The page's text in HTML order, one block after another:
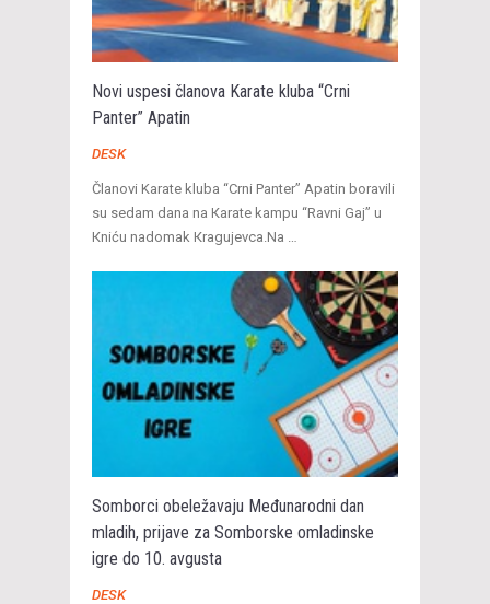
Novi uspesi članova Karate kluba “Crni
Panter” Apatin
DESK
Članovi Karate kluba “Crni Panter” Apatin boravili
su sedam dana na Кarate kampu “Ravni Gaj” u
Кniću nadomak Кragujevca.Na …
Somborci obeležavaju Međunarodni dan
mladih, prijave za Somborske omladinske
igre do 10. avgusta
DESK